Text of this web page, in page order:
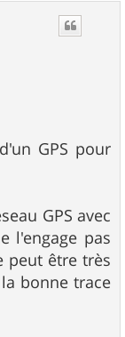
GPS pour
GPS avec
l'engage pas
peut être très
bonne trace